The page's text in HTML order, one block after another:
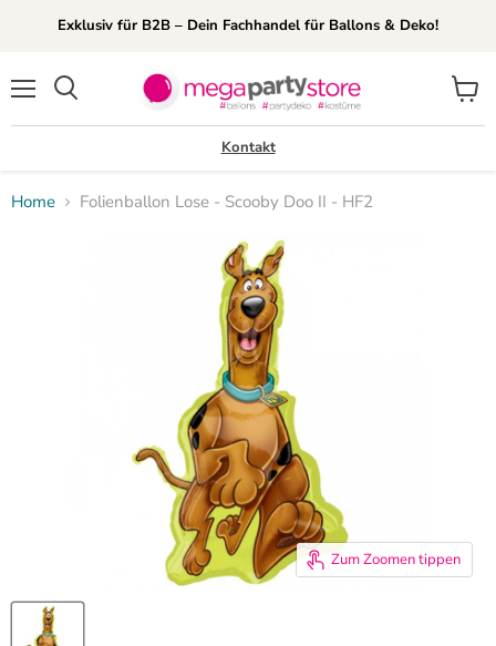
Exklusiv für B2B – Dein Fachhandel für Ballons & Deko!
Kontakt
Home Folienballon Lose - Scooby Doo II - HF2
Zum Zoomen tippen